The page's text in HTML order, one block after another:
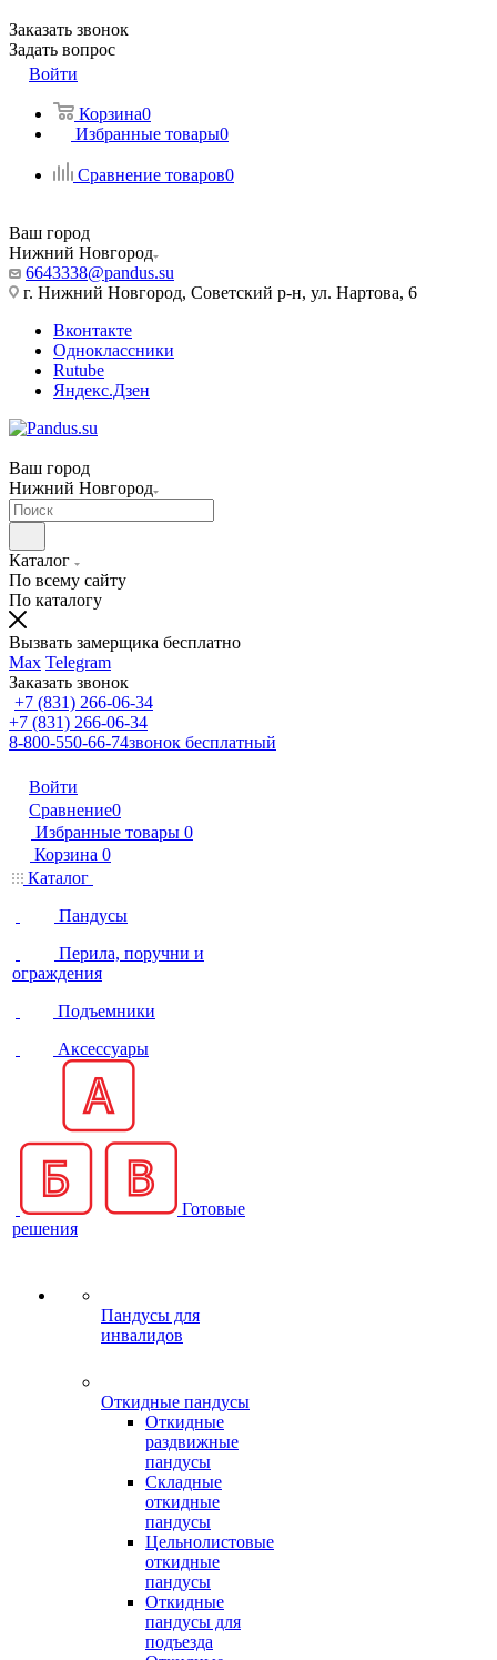
Заказать звонок
Задать вопрос
Войти
Корзина0
Избранные товары0
Сравнение товаров0
Ваш город
Нижний Новгород
6643338@pandus.su
г. Нижний Новгород, Советский р-н, ул. Нартова, 6
Вконтакте
Одноклассники
Rutube
Яндекс.Дзен
Ваш город
Нижний Новгород
Каталог
По всему сайту
По каталогу
Вызвать замерщика бесплатно
Max Telegram
Заказать звонок
+7 (831) 266-06-34
+7 (831) 266-06-34
8-800-550-66-74звонок бесплатный
Войти
Сравнение0
Избранные товары 0
Корзина 0
Каталог
Пандусы
Перила, поручни и
ограждения
Подъемники
Аксессуары
Готовые
решения
Пандусы для
инвалидов
Откидные пандусы
Откидные
раздвижные
пандусы
Складные
откидные
пандусы
Цельнолистовые
откидные
пандусы
Откидные
пандусы для
подъезда